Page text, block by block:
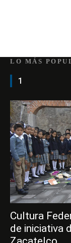
LO MÁS
1
Cultura
de iniciativa